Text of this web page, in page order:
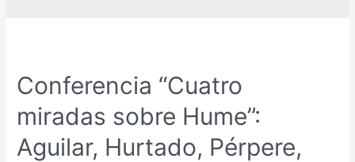
Conferencia “Cuatro
miradas sobre Hume”:
Aguilar, Hurtado, Pérpere,